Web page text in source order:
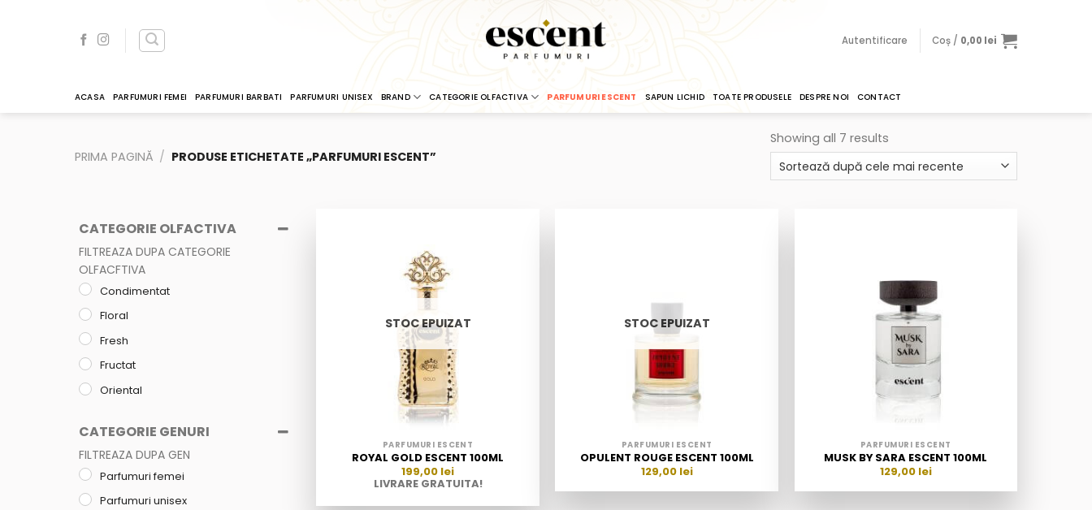
Autentificare Coș / 0,00 lei
ACASA PARFUMURI FEMEI PARFUMURI BARBATI PARFUMURI UNISEX BRAND CATEGORIE OLFACTIVA PARFUMURI ESCENT SAPUN LICHID TOATE PRODUSELE DESPRE NOI CONTACT
PRIMA PAGINĂ / PRODUSE ETICHETATE „PARFUMURI ESCENT”
Showing all 7 results
CATEGORIE OLFACTIVA
FILTREAZA DUPA CATEGORIE
OLFACFTIVA
Condimentat
Floral
Fresh
Fructat
Oriental
CATEGORIE GENURI
FILTREAZA DUPA GEN
Parfumuri femei
Parfumuri unisex
STOC EPUIZAT
PARFUMURI ESCENT
ROYAL GOLD ESCENT 100ML
199,00 lei
LIVRARE GRATUITA!
STOC EPUIZAT
PARFUMURI ESCENT
OPULENT ROUGE ESCENT 100ML
129,00 lei
PARFUMURI ESCENT
MUSK BY SARA ESCENT 100ML
129,00 lei